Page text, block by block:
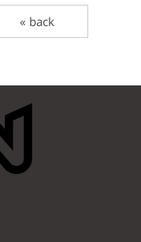
« back